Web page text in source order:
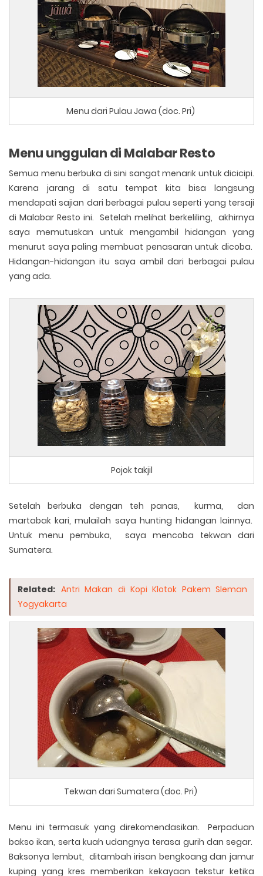
Menu dari Pulau Jawa (doc. Pri)
Menu unggulan di Malabar Resto
Semua menu berbuka di sini sangat menarik untuk dicicipi.
Karena jarang di satu tempat kita bisa langsung
mendapati sajian dari berbagai pulau seperti yang tersaji
di Malabar Resto ini. Setelah melihat berkeliling, akhirnya
saya memutuskan untuk mengambil hidangan yang
menurut saya paling membuat penasaran untuk dicoba.
Hidangan-hidangan itu saya ambil dari berbagai pulau
yang ada.
Pojok takjil
Setelah berbuka dengan teh panas, kurma, dan
martabak kari, mulailah saya hunting hidangan lainnya.
Untuk menu pembuka, saya mencoba tekwan dari
Sumatera.
Related: Antri Makan di Kopi Klotok Pakem Sleman
Yogyakarta
Tekwan dari Sumatera (doc. Pri)
Menu ini termasuk yang direkomendasikan. Perpaduan
bakso ikan, serta kuah udangnya terasa gurih dan segar.
Baksonya lembut, ditambah irisan bengkoang dan jamur
kuping yang kres memberikan kekayaan tekstur ketika